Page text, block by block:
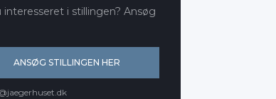
interesseret i stillingen? Ansøg
ANSØG STILLINGEN HER